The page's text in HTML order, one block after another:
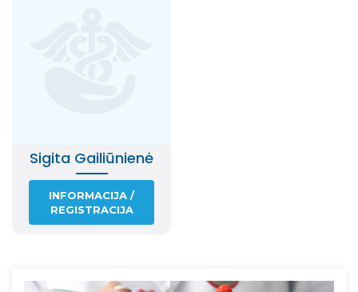
Sigita Gailiūnienė
INFORMACIJA /
REGISTRACIJA